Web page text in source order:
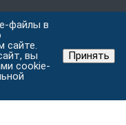
в Хабаровске.
металл под одной
файлы в
сайте.
вы
cookie-
Принять